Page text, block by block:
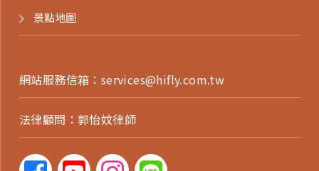
景點地圖
網站服務信箱： services@hifly.com.tw
法律顧問：郭怡妏律師